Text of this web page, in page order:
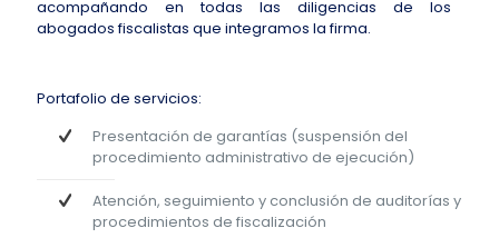
acompañando en todas las diligencias de los
abogados fiscalistas que integramos la firma.
Portafolio de servicios:
Presentación de garantías (suspensión del
procedimiento administrativo de ejecución)
Atención, seguimiento y conclusión de auditorías y
procedimientos de fiscalización